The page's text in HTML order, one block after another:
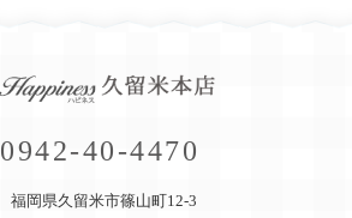
0942-40-4470
福岡県久留米市篠山町12-3